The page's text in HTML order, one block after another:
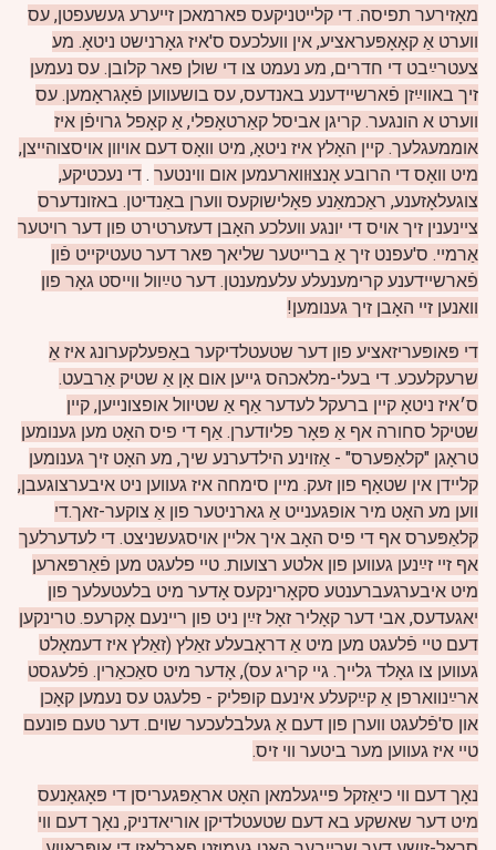
מאָזירער תפיסה. די קלייטניקעס פארמאכן זייערע געשעפטן, עס
ווערט אַ קאָאָפּעראציע, אין וועלכעס ס'איז גאָרנישט ניטאָ. מע
צעטרײַבט די חדרים, מע נעמט צו די שולן פאר קלובן. עס נעמען
זיך באווײַזן פֿארשיידענע באנדעס, עס בושעווען פֿאָגראָמען. עס
ווערט א הונגער. קריגן אביסל קאַרטאָפלי, אַ קאָפל גרויפֿן איז
אוממעגלעך. קיין האָלץ איז ניטאָ, מיט וואָס דעם אויוון אויסצוהייצן,
מיט וואָס די הרובע אָנצוּווארעמען אום ווינטער . די נעכטיקע,
צוגעלאָזענע, ראַכמאַנע פאָלישוקעס ווערן באַנדיטן. באזונדערס
ציינענין זיך אויס די יונגע וועלכע האָבן דעזערטירט פון דער רויטער
אַרמיי. ס'עפנט זיך אַ ברייטער שליאך פּאר דער טעטיקייט פֿון
פֿארשיידענע קרימענעלע עלעמענטן. דער טײַוול ווייסט גאָר פון
וואנען זיי האָבן זיך גענומען!
די פּאופּעריזאציע פון דער שטעטלדיקער באַפעלקערונג איז אַ
שרעקלעכע. די בעלי-מלאכהס גייען אום אָן אַ שטיק אַרבעט.
ס׳איז ניטאָ קיין ברעקל לעדער אַף אַ שטיוול אופצונייען, קיין
שטיקל סחורה אף אַ פּאָר פליודערן. אַף די פיס האָט מען גענומען
טראָגן "קלאַפּערס" - אַזוינע הילדערנע שיך, מע האָט זיך גענומען
קליידן אין שטאָף פון זעק. מיין סימחה איז געווען ניט איבערצוגעבן,
ווען מע האָט מיר אופגענייט אַ גארניטער פון אַ צוקער-זאך.די
קלאַפּערס אף די פיס האָב איך אליין אויסגעשניצט. די לעדערלעך
אף זיי זײַנען געווען פון אלטע רצועות. טיי פלעגט מען פֿאַרפּארען
מיט איבערגעברענטע סקאָרינקעס אָדער מיט בלעטעלעך פון
יאגעדעס, אבי דער קאָליר זאָל זײַן ניט פון ריינעם אָקרעפ. טרינקען
דעם טיי פֿלעגט מען מיט אַ דראָבעלע זאַלץ (זאַלץ איז דעמאָלט
געווען צו גאָלד גלייך. גיי קריג עס), אָדער מיט סאַכאַרין. פֿלעגסט
ארײַנווארפן אַ קײַקעלע אינעם קופּליק - פלעגט עס נעמען קאָכן
און ס'פֿלעגט ווערן פון דעם אַ געלבלעכער שוים. דער טעם פונעם
טיי איז געווען מער ביטער ווי זיס.
נאָך דעם ווי כיאַזקל פייגעלמאן האָט אראַפּגעריסן די פּאָגאָנעס
מיט דער שאשקע בא דעם שטעטלדיקן אוריאדניק, נאָך דעם ווי